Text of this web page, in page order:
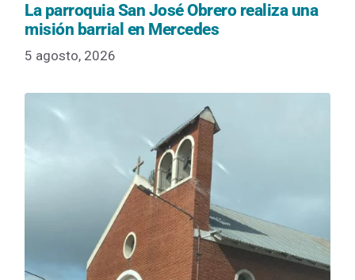
La parroquia San José Obrero realiza una
misión barrial en Mercedes
5 agosto, 2026